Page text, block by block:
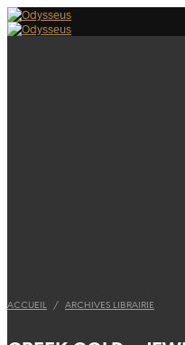
ACCUEIL / ARCHIVES LIBRAIRIE